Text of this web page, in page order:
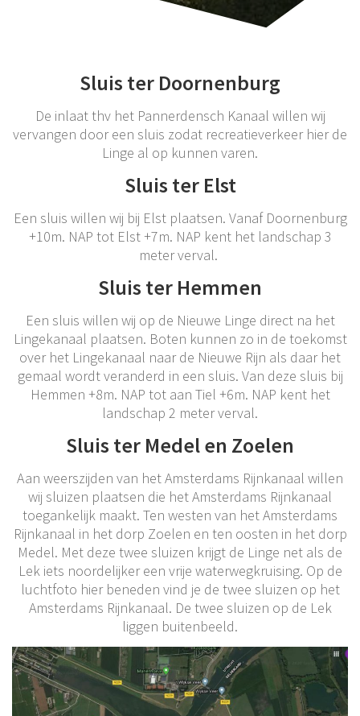
Sluis ter Doornenburg
De inlaat thv het Pannerdensch Kanaal willen wij
vervangen door een sluis zodat recreatieverkeer hier de
Linge al op kunnen varen.
Sluis ter Elst
Een sluis willen wij bij Elst plaatsen. Vanaf Doornenburg
+10m. NAP tot Elst +7m. NAP kent het landschap 3
meter verval.
Sluis ter Hemmen
Een sluis willen wij op de Nieuwe Linge direct na het
Lingekanaal plaatsen. Boten kunnen zo in de toekomst
over het Lingekanaal naar de Nieuwe Rijn als daar het
gemaal wordt veranderd in een sluis. Van deze sluis bij
Hemmen +8m. NAP tot aan Tiel +6m. NAP kent het
landschap 2 meter verval.
Sluis ter Medel en Zoelen
Aan weerszijden van het Amsterdams Rijnkanaal willen
wij sluizen plaatsen die het Amsterdams Rijnkanaal
toegankelijk maakt. Ten westen van het Amsterdams
Rijnkanaal in het dorp Zoelen en ten oosten in het dorp
Medel. Met deze twee sluizen krijgt de Linge net als de
Lek iets noordelijker een vrije waterwegkruising. Op de
luchtfoto hier beneden vind je de twee sluizen op het
Amsterdams Rijnkanaal. De twee sluizen op de Lek
liggen buitenbeeld.